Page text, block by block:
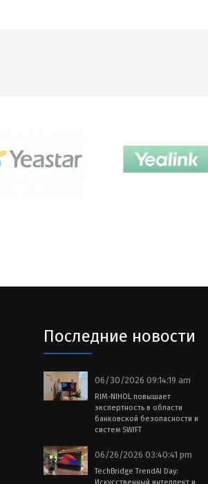
Последние новости
06/30/2026 09:14:19 am
RIM-NIHOL повышает
экспертность в области
банковской безопасности и
систем SWIFT
06/26/2026 03:40:41 pm
TechBridge TrendAI Day:
Искусственный интеллект и